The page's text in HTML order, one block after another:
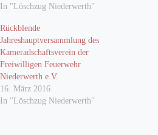
Kameradschaftsvereins der
Niederwerth am 08.03.2014
konnte der 1. Vorsitzende
Horst Klöckner eine große
Anzahl von Kameraden im
Gasthaus „Zur Rheinschanz“
begrüßen. Neben der
zahlreich erschienenen
In "Löschzug Niederwerth"
Rückblende
Jahreshauptversammlung des
Kameradschaftsverein der
Freiwilligen Feuerwehr
Niederwerth e.V.
16. März 2016
In "Löschzug Niederwerth"